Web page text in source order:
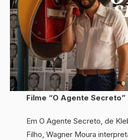
Filme “O Agente Secreto”
Em O Agente Secreto, de
Filho, Wagner Moura